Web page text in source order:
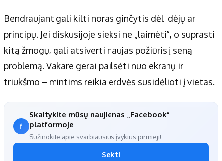
Bendraujant gali kilti noras ginčytis dėl idėjų ar
principų. Jei diskusijoje sieksi ne „laimėti“, o suprasti
kitą žmogų, gali atsiverti naujas požiūris į seną
problemą. Vakare gerai pailsėti nuo ekranų ir
triukšmo – mintims reikia erdvės susidėlioti į vietas.
Skaitykite mūsų naujienas „Facebook“
platformoje
Sužinokite apie svarbiausius įvykius pirmieji!
Sekti